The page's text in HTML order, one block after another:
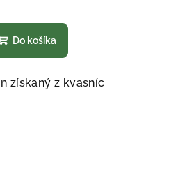
hodnotenie
produktu
je
5,0
Do košíka
získaný z kvasníc